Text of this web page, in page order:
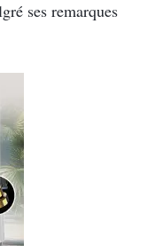
ses remarques